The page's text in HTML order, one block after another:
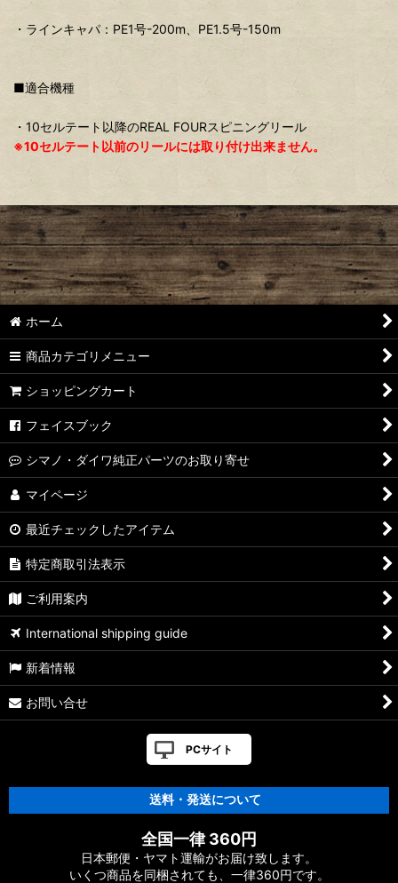
・ラインキャパ：PE1号-200m、PE1.5号-150m
■適合機種
・10セルテート以降のREAL FOURスピニングリール
※10セルテート以前のリールには取り付け出来ません。
ホーム
商品カテゴリメニュー
ショッピングカート
フェイスブック
シマノ・ダイワ純正パーツのお取り寄せ
マイページ
最近チェックしたアイテム
特定商取引法表示
ご利用案内
International shipping guide
新着情報
お問い合せ
PCサイト
送料・発送について
全国一律 360円
日本郵便・ヤマト運輸がお届け致します。
いくつ商品を同梱されても、一律360円です。